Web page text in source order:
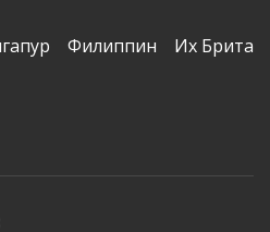
Филиппин Их